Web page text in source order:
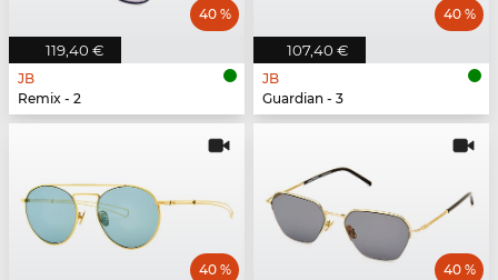
119,40 €
40 %
JB
Remix - 2
107,40 €
40 %
JB
Guardian - 3
40 % 40 %